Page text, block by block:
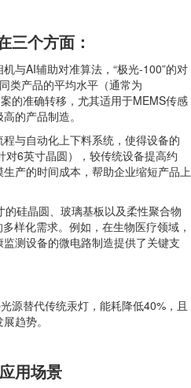
三个方面：
与AI辅助对准算法，“极光-100”的对
类产品的平均水平（通常为
的准确转移，尤其适用于MEMS传感
的产品制造。
与自动化上下料系统，使得设备的
6英寸晶圆），较传统设备提高约
产的时间成本，帮助企业缩短产品上
硅晶圆、玻璃基板以及柔性聚合物
样化需求。例如，在生物医疗领域，
测设备的微电路制造提供了关键支
源替代传统汞灯，能耗降低40%，且
趋势。
用场景